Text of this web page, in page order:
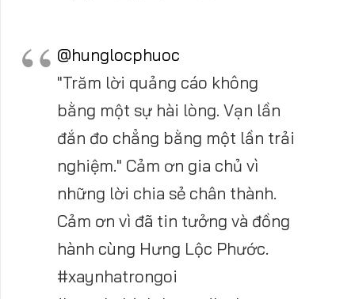
@hunglocphuoc
"Trăm lời quảng cáo không
bằng một sự hài lòng. Vạn lần
đắn đo chẳng bằng một lần trải
nghiệm." Cảm ơn gia chủ vì
những lời chia sẻ chân thành.
Cảm ơn vì đã tin tưởng và đồng
hành cùng Hưng Lộc Phước.
#xaynhatrongoi